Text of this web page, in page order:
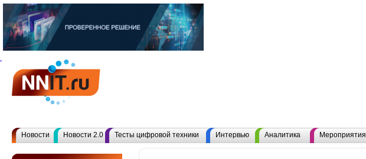
Новости Новости 2.0 Тесты цифровой техники Интервью Аналитика Мероприятия